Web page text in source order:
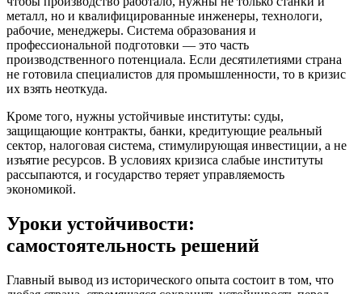
металл, но и квалифицированные инженеры, технологи,
рабочие, менеджеры. Система образования и
профессиональной подготовки — это часть
производственного потенциала. Если десятилетиями страна
не готовила специалистов для промышленности, то в кризис
их взять неоткуда.
Кроме того, нужны устойчивые институты: суды,
защищающие контракты, банки, кредитующие реальный
сектор, налоговая система, стимулирующая инвестиции, а не
изъятие ресурсов. В условиях кризиса слабые институты
рассыпаются, и государство теряет управляемость
экономикой.
Уроки устойчивости:
самостоятельность решений
Главный вывод из исторического опыта состоит в том, что